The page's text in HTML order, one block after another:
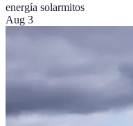
energía solarmitos
Aug 3